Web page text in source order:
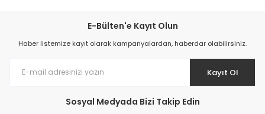
E-Bülten'e Kayıt Olun
Haber listemize kayıt olarak kampanyalardan, haberdar olabilirsiniz.
Kayıt Ol
Sosyal Medyada Bizi Takip Edin